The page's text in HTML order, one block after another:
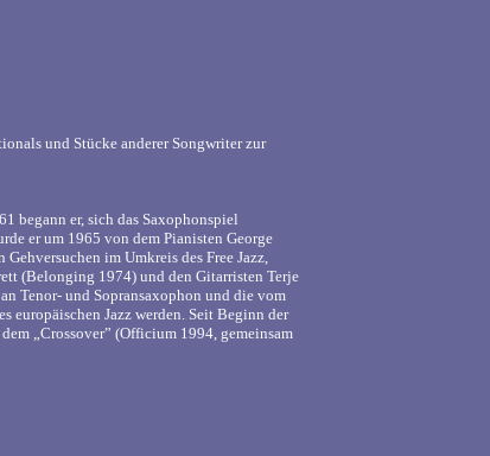
und Stücke anderer Songwriter zur
begann er, sich das Saxophonspiel
er um 1965 von dem Pianisten George
im Umkreis des Free Jazz,
(Belonging 1974) und den Gitarristen Terje
Tenor- und Sopransaxophon und die vom
europäischen Jazz werden. Seit Beginn der
„Crossover” (Officium 1994, gemeinsam